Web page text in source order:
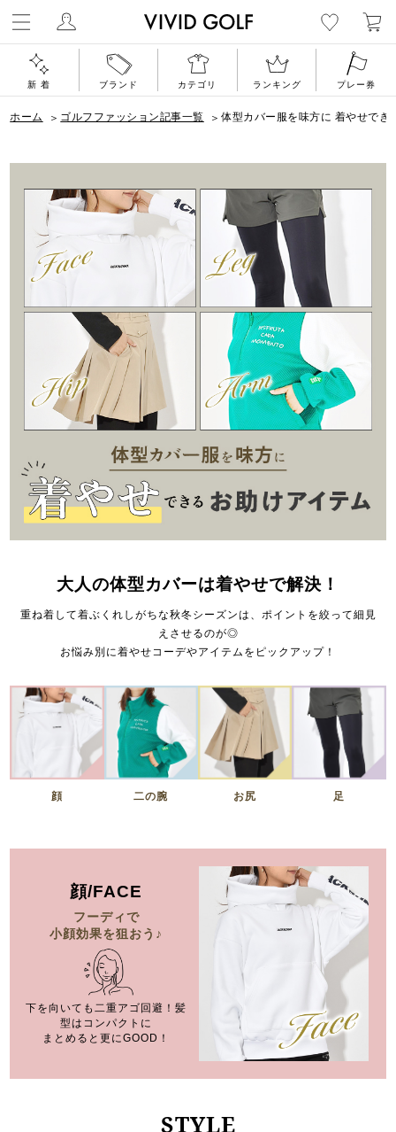
ゴルフウェア通
新 着 ブランド カテゴリ ランキング プレー券
ホーム ゴルフファッション記事一覧 体型カバー服を味方に 着やせで
大人の体型カバーは着やせで解決！
重ね着して着ぶくれしがちな秋冬シーズンは、ポイントを絞って細見
えさせるのが◎
お悩み別に着やせコーデやアイテムをピックアップ！
顔 二の腕 お尻 足
顔/FACE
フーディで
小顔効果を狙おう♪
下を向いても二重アゴ回避！髪
型はコンパクトに
まとめると更にGOOD！
STYLE